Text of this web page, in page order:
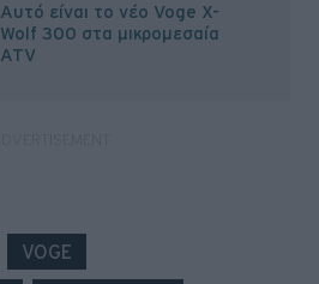
Αυτό είναι το νέο Voge X-
Wolf 300 στα μικρομεσαία
ATV
VOGE